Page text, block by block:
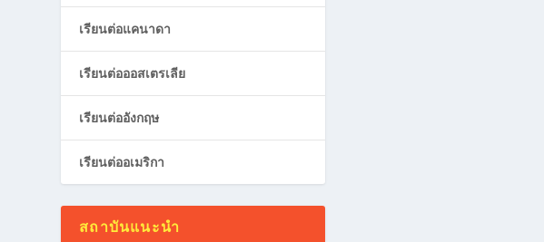
เรียนต่อแคนาดา
เรียนต่อออสเตรเลีย
เรียนต่ออังกฤษ
เรียนต่ออเมริกา
สถาบันแนะนำ